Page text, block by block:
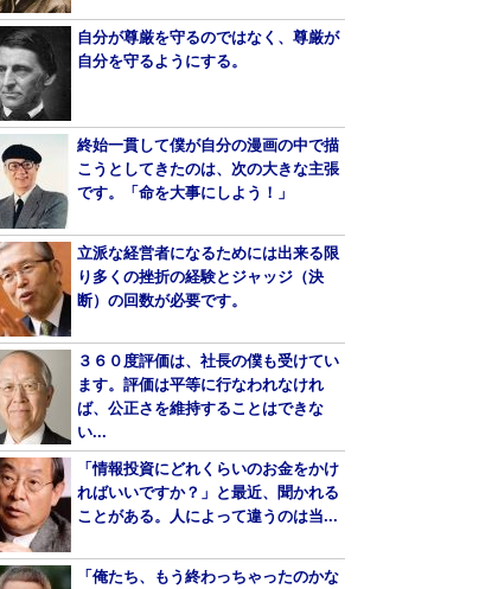
自分が尊厳を守るのではなく、尊厳が
自分を守るようにする。
終始一貫して僕が自分の漫画の中で描
こうとしてきたのは、次の大きな主張
です。「命を大事にしよう！」
立派な経営者になるためには出来る限
り多くの挫折の経験とジャッジ（決
断）の回数が必要です。
３６０度評価は、社長の僕も受けてい
ます。評価は平等に行なわれなけれ
ば、公正さを維持することはできな
い...
「情報投資にどれくらいのお金をかけ
ればいいですか？」と最近、聞かれる
ことがある。人によって違うのは当...
「俺たち、もう終わっちゃったのかな